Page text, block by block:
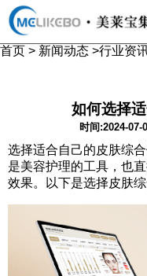
首页 > 新闻动态 >行业资
如何选择
时间:2024-07-
选择适合自己的皮肤综
是美容护理的工具，也
效果。以下是选择皮肤